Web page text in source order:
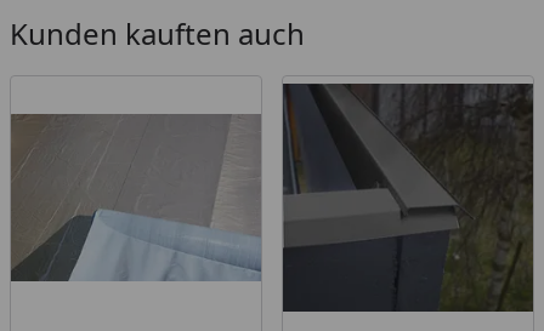
Kunden kauften auch